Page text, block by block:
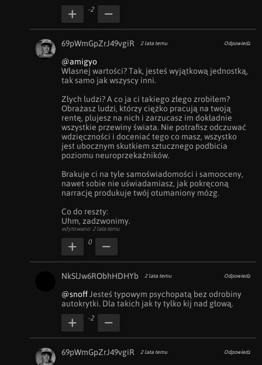
-2
69pWmGpZrJ49vgiR 2 lata temu Odpowiedz
@amigyo
Własnej wartości? Tak, jesteś wyjątkową jednostką,
tak samo jak wszyscy inni.
Złych ludzi? A co ja ci takiego złego zrobiłem?
Obrażasz ludzi, którzy ciężko pracują na twoją
rentę, plujesz na nich i zarzucasz im dokładnie
wszystkie przewiny świata. Nie potrafisz odczuwać
wdzięczności i doceniać tego co masz, wszystko
jest ubocznym skutkiem sztucznego podbicia
poziomu neuroprzekaźników.
Brakuje ci na tyle samoświadomości i samooceny,
nawet sobie nie uświadamiasz, jak pokręconą
narrację produkuje twój otumaniony mózg.
Co do reszty:
Uhm, zadzwonimy.
edytowano: 2 lata temu
0
NkSlJw6RObhHDHYb 2 lata temu Odpowiedz
@snoff Jesteś typowym psychopatą bez odrobiny
autokrytki. Dla takich jak ty tylko kij nad głową.
-2
69pWmGpZrJ49vgiR 2 lata temu Odpowiedz